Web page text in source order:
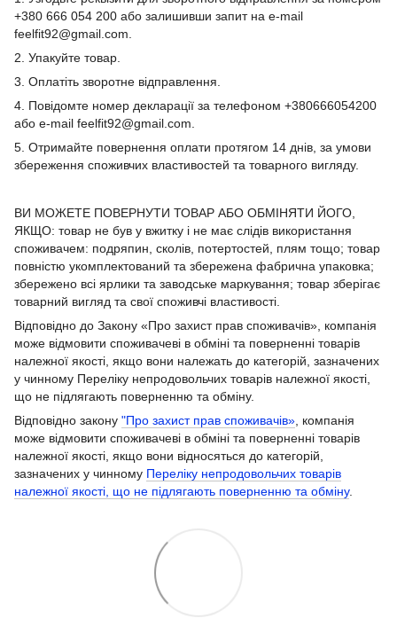
+380 666 054 200 або залишивши запит на e-mail
feelfit92@gmail.com.
2. Упакуйте товар.
3. Оплатіть зворотне відправлення.
4. Повідомте номер декларації за телефоном +380666054200
або e-mail feelfit92@gmail.com.
5. Отримайте повернення оплати протягом 14 днів, за умови
збереження споживчих властивостей та товарного вигляду.
ВИ МОЖЕТЕ ПОВЕРНУТИ ТОВАР АБО ОБМІНЯТИ ЙОГО,
ЯКЩО: товар не був у вжитку і не має слідів використання
споживачем: подряпин, сколів, потертостей, плям тощо; товар
повністю укомплектований та збережена фабрична упаковка;
збережено всі ярлики та заводське маркування; товар зберігає
товарний вигляд та свої споживчі властивості.
Відповідно до Закону «Про захист прав споживачів», компанія
може відмовити споживачеві в обміні та поверненні товарів
належної якості, якщо вони належать до категорій, зазначених
у чинному Переліку непродовольчих товарів належної якості,
що не підлягають поверненню та обміну.
Відповідно закону "Про захист прав споживачів» , компанія
може відмовити споживачеві в обміні та поверненні товарів
належної якості, якщо вони відносяться до категорій,
зазначених у чинному Переліку непродовольчих товарів
належної якості, що не підлягають поверненню та обміну.